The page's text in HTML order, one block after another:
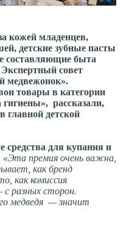
кожей младенцев,
детские зубные пасты
составляющие быта
совет
медвежонок».
товары в категории
рассказали,
главной детской
средства для купания и
«Эта премия очень важна,
как бренд
как комиссия
с разных сторон.
медведя — значит